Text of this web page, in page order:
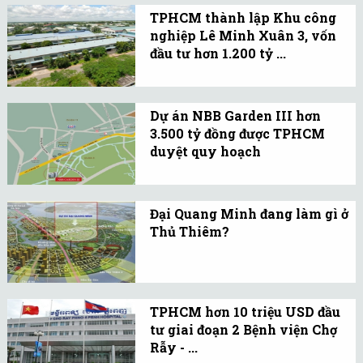
cung vốn rẻ và kết quả
vượt cả mong đợi.
TPHCM thành lập Khu công
nghiệp Lê Minh Xuân 3, vốn
đầu tư hơn 1.200 tỷ ...
từ ngày 3/11/2014, do
Công ty Cổ phần Đầu tư
Sài Gòn VRG làm chủ đầu
tư.
Dự án NBB Garden III hơn
3.500 tỷ đồng được TPHCM
duyệt quy hoạch
Bản là Creed Group để
thực hiện dự án này với
Đại Quang Minh đang làm gì ở
Thủ Thiêm?
12.000 tỷ đồng để hoàn
thành những dự án hạ
tầng này. Đến nay công
TPHCM hơn 10 triệu USD đầu
tư giai đoạn 2 Bệnh viện Chợ
Rẫy - ...